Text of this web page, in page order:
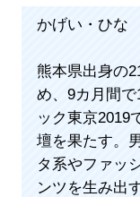
かげい・ひな
熊本県出身の
め、9カ月間
ック東京2019
壇を果たす。
タ系やファッ
ンツを生み出す